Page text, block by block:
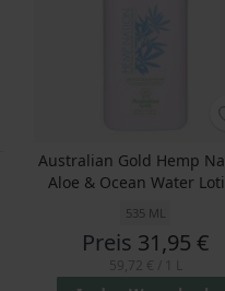
Australian Gold Hemp
Aloe & Ocean Water
535 ML
Preis 31,95 €